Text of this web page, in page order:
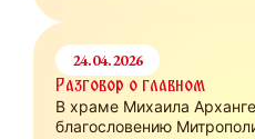
24.04.2026
Разговор о главном
В храме Михаила
благословению